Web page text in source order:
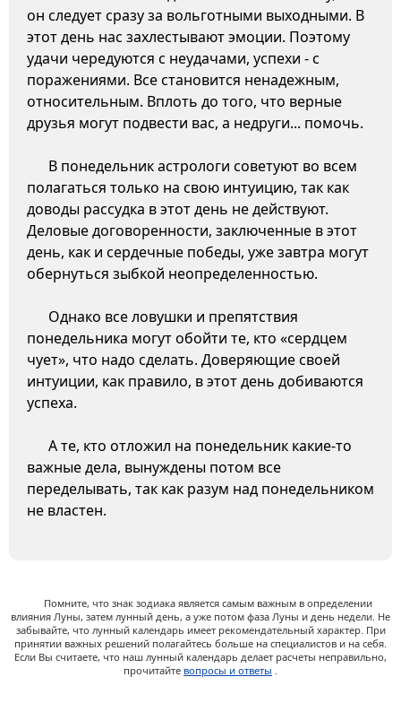
он следует сразу за вольготными выходными. В
этот день нас захлестывают эмоции. Поэтому
удачи чередуются с неудачами, успехи - с
поражениями. Все становится ненадежным,
относительным. Вплоть до того, что верные
друзья могут подвести вас, а недруги... помочь.
В понедельник астрологи советуют во всем
полагаться только на свою интуицию, так как
доводы рассудка в этот день не действуют.
Деловые договоренности, заключенные в этот
день, как и сердечные победы, уже завтра могут
обернуться зыбкой неопределенностью.
Однако все ловушки и препятствия
понедельника могут обойти те, кто «сердцем
чует», что надо сделать. Доверяющие своей
интуиции, как правило, в этот день добиваются
успеха.
А те, кто отложил на понедельник какие-то
важные дела, вынуждены потом все
переделывать, так как разум над понедельником
не властен.
Помните, что знак зодиака является самым важным в определении
влияния Луны, затем лунный день, а уже потом фаза Луны и день недели. Не
забывайте, что лунный календарь имеет рекомендательный характер. При
принятии важных решений полагайтесь больше на специалистов и на себя.
Если Вы считаете, что наш лунный календарь делает расчеты неправильно,
прочитайте вопросы и ответы .